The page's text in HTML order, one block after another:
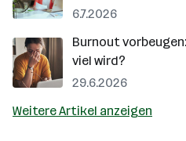
6.7.2026
Burnout
viel wird?
29.6.2026
Weitere Artikel anzeigen